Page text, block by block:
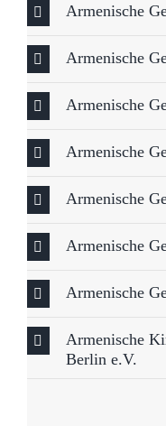
Armenische
Armenische
Armenische
Armenische
Armenische
Armenische
Armenische
Armenische
Berlin e.V.